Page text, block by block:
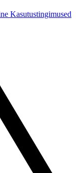
Kasutustingimused